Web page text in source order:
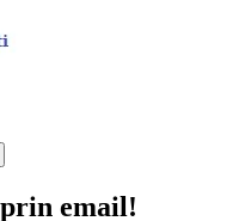
email!